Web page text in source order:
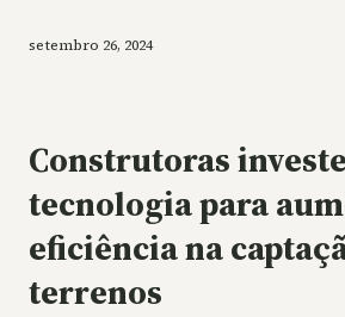
setembro 26, 2024
Construtoras
tecnologia para
eficiência na
terrenos